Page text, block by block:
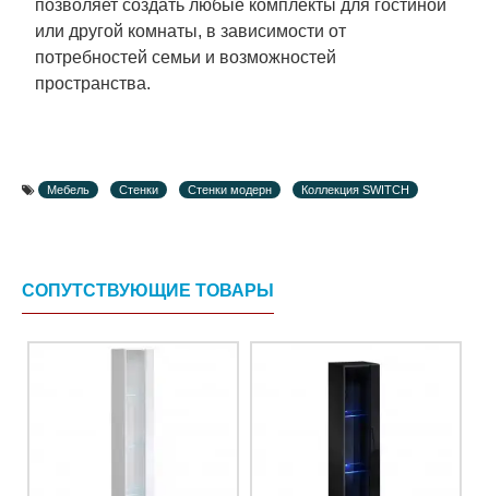
позволяет создать любые комплекты для гостиной
или другой комнаты, в зависимости от
потребностей семьи и возможностей
пространства.
Мебель Стенки Стенки модерн Коллекция SWITCH
СОПУТСТВУЮЩИЕ ТОВАРЫ